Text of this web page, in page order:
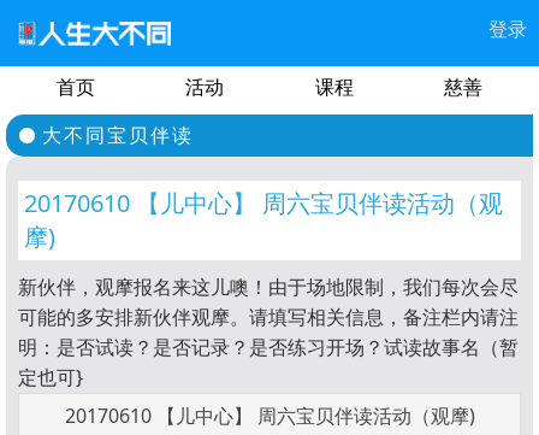
登录
首页 活动 课程
慈善
大不同宝贝伴读
20170610 【儿中心】 周六宝贝伴读活动（观
摩)
新伙伴，观摩报名来这儿噢！由于场地限制，我们每次会尽
可能的多安排新伙伴观摩。请填写相关信息，备注栏内请注
明：是否试读？是否记录？是否练习开场？试读故事名（暂
定也可}
20170610 【儿中心】 周六宝贝伴读活动（观摩)